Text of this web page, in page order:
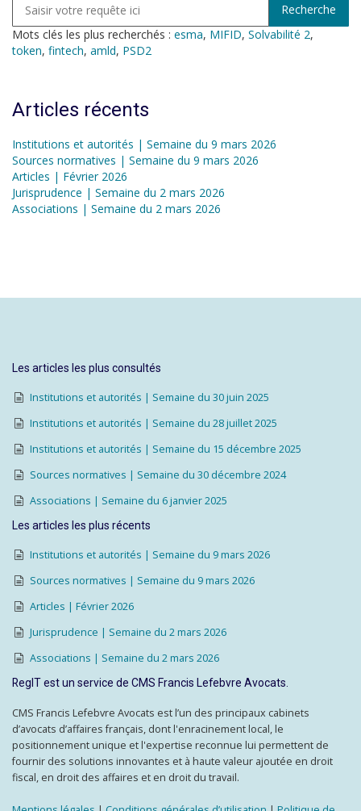
Mots clés les plus recherchés : esma, MIFID, Solvabilité 2,
token, fintech, amld, PSD2
Articles récents
Institutions et autorités | Semaine du 9 mars 2026
Sources normatives | Semaine du 9 mars 2026
Articles | Février 2026
Jurisprudence | Semaine du 2 mars 2026
Associations | Semaine du 2 mars 2026
Les articles les plus consultés
Institutions et autorités | Semaine du 30 juin 2025
Institutions et autorités | Semaine du 28 juillet 2025
Institutions et autorités | Semaine du 15 décembre 2025
Sources normatives | Semaine du 30 décembre 2024
Associations | Semaine du 6 janvier 2025
Les articles les plus récents
Institutions et autorités | Semaine du 9 mars 2026
Sources normatives | Semaine du 9 mars 2026
Articles | Février 2026
Jurisprudence | Semaine du 2 mars 2026
Associations | Semaine du 2 mars 2026
RegIT est un service de CMS Francis Lefebvre Avocats.
CMS Francis Lefebvre Avocats est l’un des principaux cabinets
d’avocats d’affaires français, dont l'enracinement local, le
positionnement unique et l'expertise reconnue lui permettent de
fournir des solutions innovantes et à haute valeur ajoutée en droit
fiscal, en droit des affaires et en droit du travail.